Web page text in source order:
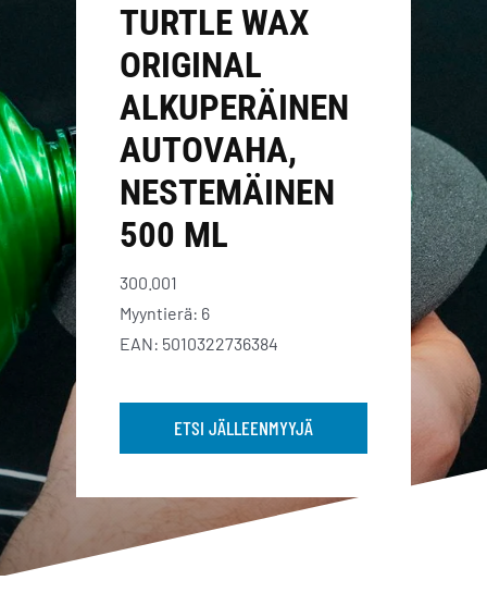
TURTLE WAX
ORIGINAL
ALKUPERÄINEN
AUTOVAHA,
NESTEMÄINEN
500 ML
300.001
Myyntierä: 6
EAN: 5010322736384
ETSI JÄLLEENMYYJÄ